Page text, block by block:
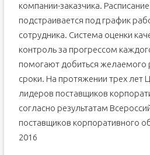
компании-заказчика.
подстраивается под график
сотрудника. Система оценки
контроль за прогрессом
помогают добиться желаемого
сроки. На протяжении трех лет
лидеров поставщиков
согласно результатам
поставщиков корпоративного
2016